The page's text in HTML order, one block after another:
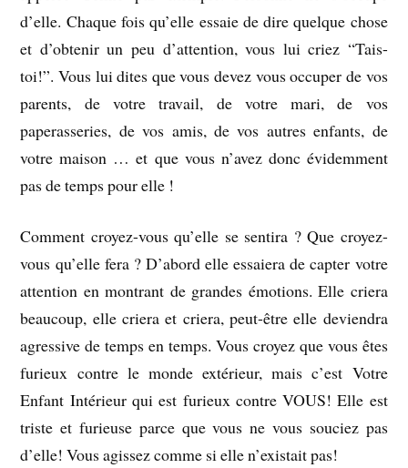
d’elle. Chaque fois qu’elle essaie de dire quelque chose
et d’obtenir un peu d’attention, vous lui criez “Tais-
toi!”. Vous lui dites que vous devez vous occuper de vos
parents, de votre travail, de votre mari, de vos
paperasseries, de vos amis, de vos autres enfants, de
votre maison … et que vous n’avez donc évidemment
pas de temps pour elle !
Comment croyez-vous qu’elle se sentira ? Que croyez-
vous qu’elle fera ? D’abord elle essaiera de capter votre
attention en montrant de grandes émotions. Elle criera
beaucoup, elle criera et criera, peut-être elle deviendra
agressive de temps en temps. Vous croyez que vous êtes
furieux contre le monde extérieur, mais c’est Votre
Enfant Intérieur qui est furieux contre VOUS! Elle est
triste et furieuse parce que vous ne vous souciez pas
d’elle! Vous agissez comme si elle n’existait pas!